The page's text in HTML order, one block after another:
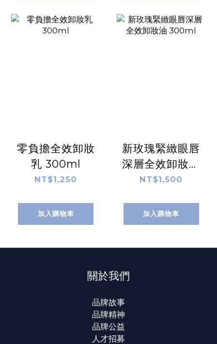
零負擔全效卸妝
乳 300ml
NT$1,250
加入購物車
新玫瑰緊緻眼唇
深層全效卸妝油
300ml
NT$1,500
加入購物車
關於我們
品牌故事
品牌精神
品牌公益
人才招募